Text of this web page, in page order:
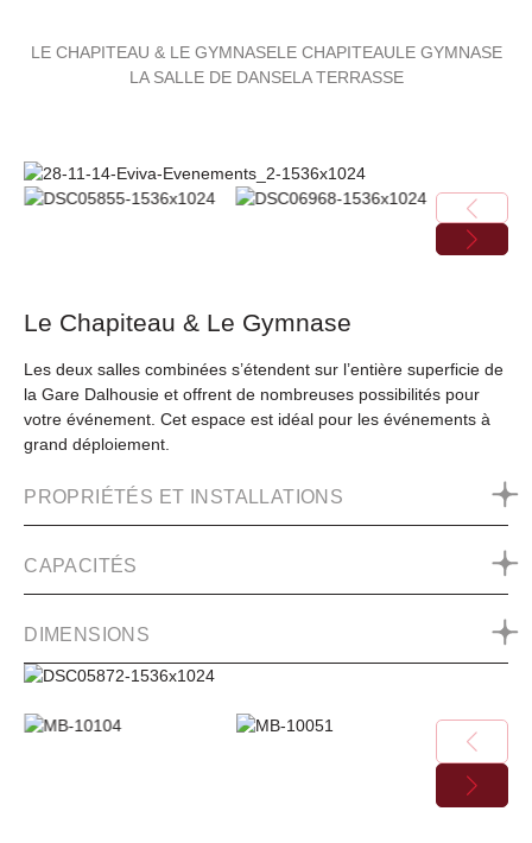
LE CHAPITEAU & LE GYMNASELE CHAPITEAU LE GYMNASE
LA SALLE DE DANSELA TERRASSE
Le Chapiteau & Le Gymnase
Les deux salles combinées s’étendent sur l’entière superficie de
la Gare Dalhousie et offrent de nombreuses possibilités pour
votre événement. Cet espace est idéal pour les événements à
grand déploiement.
PROPRIÉTÉS ET INSTALLATIONS
CAPACITÉS
DIMENSIONS